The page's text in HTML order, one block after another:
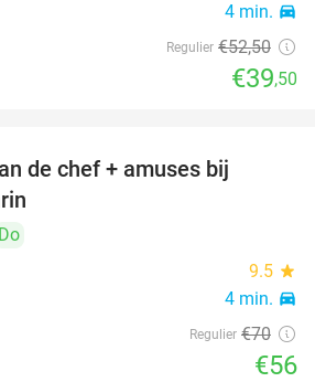
4 min. directions_car
Regulier €52,50
€39,50
de chef + amuses bij
Do
9.5 star
4 min. directions_car
Regulier €70
€56